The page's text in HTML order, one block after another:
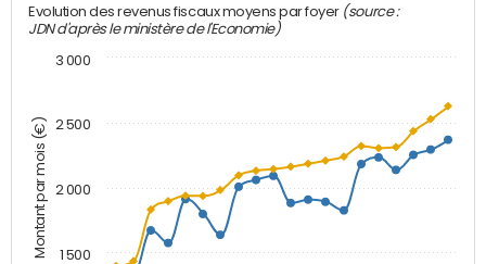
Montant par mois (€)
Evolution des revenus fiscaux moyens par foyer (source :
JDN d'après le ministère de l'Economie)
1 500
2 000
2 500
3 000